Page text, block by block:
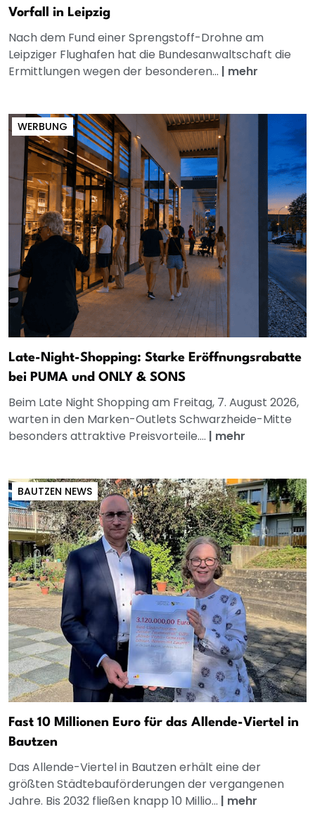
Vorfall in Leipzig
Nach dem Fund einer Sprengstoff-Drohne am
Leipziger Flughafen hat die Bundesanwaltschaft die
Ermittlungen wegen der besonderen... | mehr
WERBUNG
Late-Night-Shopping: Starke Eröffnungsrabatte
bei PUMA und ONLY & SONS
Beim Late Night Shopping am Freitag, 7. August 2026,
warten in den Marken-Outlets Schwarzheide-Mitte
besonders attraktive Preisvorteile.... | mehr
BAUTZEN NEWS
Fast 10 Millionen Euro für das Allende-Viertel in
Bautzen
Das Allende-Viertel in Bautzen erhält eine der
größten Städtebauförderungen der vergangenen
Jahre. Bis 2032 fließen knapp 10 Millio... | mehr